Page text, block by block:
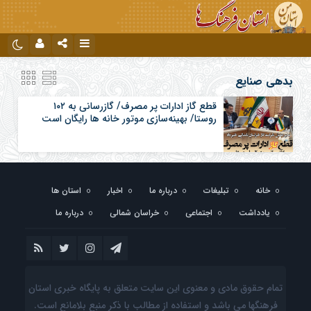
تلگرام نام کاربری یا نشانی ایمیل
رمز عبور
بدهی صنایع
قطع گاز ادارات پر مصرف/ گازرسانی به ۱۰۲
روستا/ بهینه‌سازی موتور خانه ها رایگان است
خانه تبلیغات درباره ما اخبار
استان ها
یادداشت
اجتماعی خراسان شمالی درباره ما
تمام حقوق مادی و معنوی این سایت متعلق به پایگاه خبری استان
فرهنگها می باشد و استفاده از مطالب با ذکر منبع بلامانع است.